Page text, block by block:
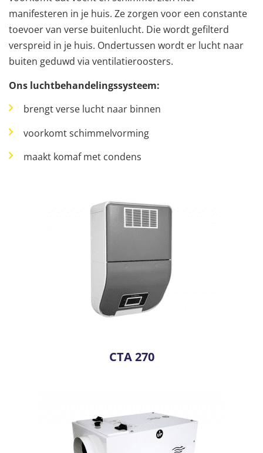
manifesteren in je huis. Ze zorgen voor een constante
toevoer van verse buitenlucht. Die wordt gefilterd
verspreid in je huis. Ondertussen wordt er lucht naar
buiten geduwd via ventilatieroosters.
Ons luchtbehandelingssysteem:
brengt verse lucht naar binnen
voorkomt schimmelvorming
maakt komaf met condens
CTA 270